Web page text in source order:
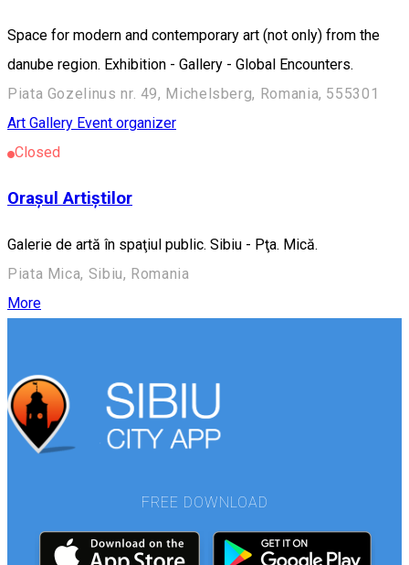
Space for modern and contemporary art (not only) from the
danube region. Exhibition - Gallery - Global Encounters.
Piata Gozelinus nr. 49, Michelsberg, Romania, 555301
Art Gallery Event organizer
Closed
Orașul Artiștilor
Galerie de artă în spaţiul public. Sibiu - Pţa. Mică.
Piata Mica, Sibiu, Romania
More
FREE DOWNLOAD